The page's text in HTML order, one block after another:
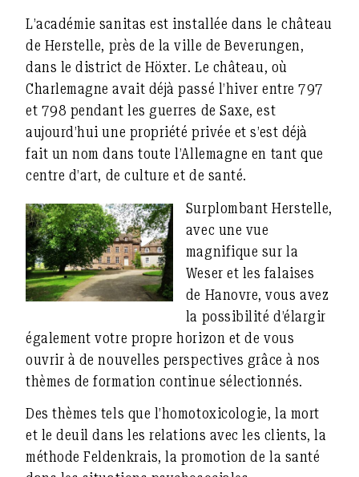
L’académie sanitas est installée dans le château
de Herstelle, près de la ville de Beverungen,
dans le district de Höxter. Le château, où
Charlemagne avait déjà passé l’hiver entre 797
et 798 pendant les guerres de Saxe, est
aujourd’hui une propriété privée et s’est déjà
fait un nom dans toute l’Allemagne en tant que
centre d’art, de culture et de santé.
Surplombant Herstelle,
avec une vue
magnifique sur la
Weser et les falaises
de Hanovre, vous avez
la possibilité d’élargir
également votre propre horizon et de vous
ouvrir à de nouvelles perspectives grâce à nos
thèmes de formation continue sélectionnés.
Des thèmes tels que l’homotoxicologie, la mort
et le deuil dans les relations avec les clients, la
méthode Feldenkrais, la promotion de la santé